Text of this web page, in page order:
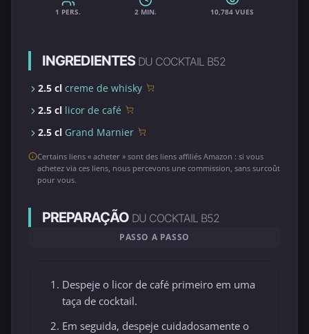
1 PERS. 2 MIN. 10,784 VUES
INGREDIENTES DU COCKTAIL B52
2.5 cl creme de whisky
2.5 cl licor de café
2.5 cl Grand Marnier
Certains liens « acheter » sont des liens affiliés Amazon : si vous
achetez via ces liens, nous percevons une commission, sans surcoût
pour vous.
PREPARAÇÃO DU COCKTAIL B52
PASSO A PASSO
Despeje o licor de café primeiro em uma
taça de cocktail.
Em seguida, despeje cuidadosamente o